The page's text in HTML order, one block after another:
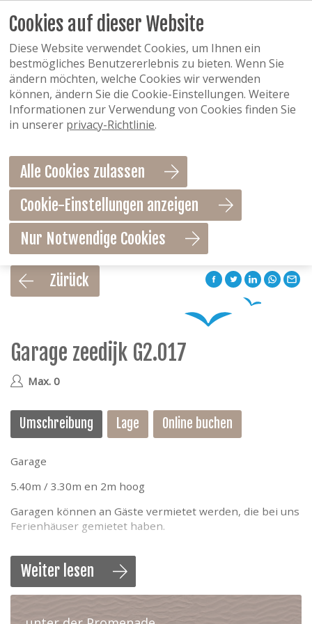
Als Favorit speichern
Zürück
Garage zeedijk G2.017
Max. 0
Umschreibung Lage Online buchen
Garage
5.40m / 3.30m en 2m hoog
Garagen können an Gäste vermietet werden, die bei uns
Ferienhäuser gemietet haben.
Weiter lesen
Cookies auf dieser Website
Diese Website verwendet Cookies, um Ihnen ein
bestmögliches Benutzererlebnis zu bieten. Wenn Sie
ändern möchten, welche Cookies wir verwenden
können, ändern Sie die Cookie-Einstellungen. Weitere
Informationen zur Verwendung von Cookies finden Sie
in unserer privacy-Richtlinie.
Alle Cookies zulassen
Cookie-Einstellungen anzeigen
Nur Notwendige Cookies